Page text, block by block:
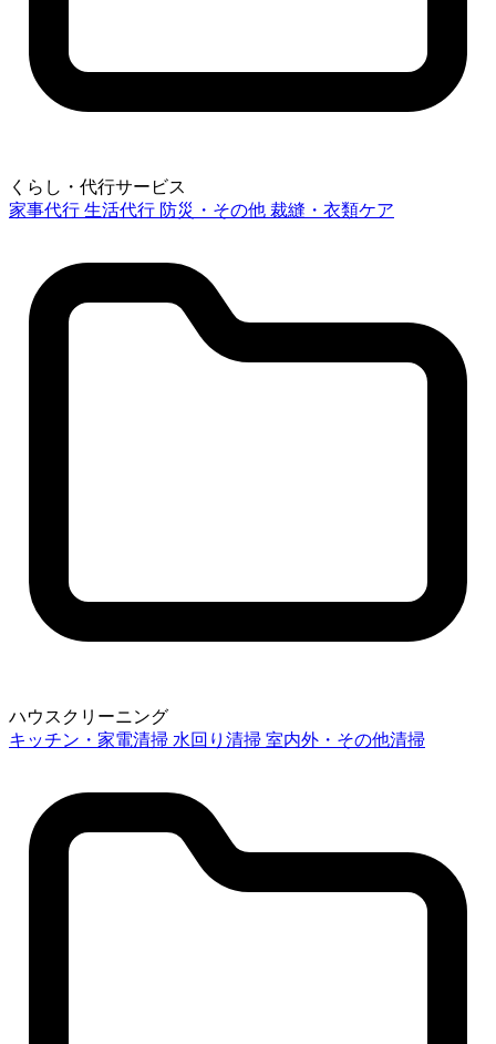
くらし・代行サービス
家事代行 生活代行 防災・その他 裁縫・衣類ケア
ハウスクリーニング
キッチン・家電清掃 水回り清掃 室内外・その他清掃